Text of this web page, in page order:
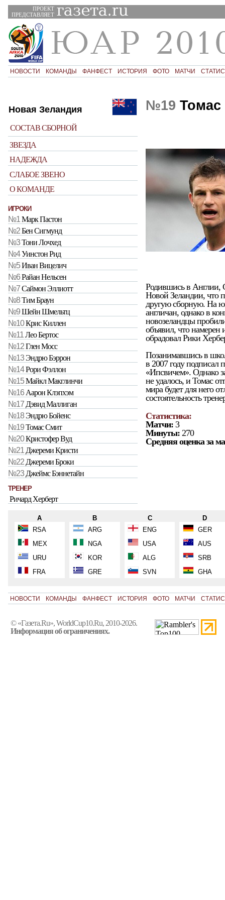
ПРОЕКТ
ПРЕДСТАВЛЯЕТ
НОВОСТИ КОМАНДЫ ФАНФЕСТ ИСТОРИЯ ФОТО МАТЧИ
Новая Зеландия
СОСТАВ СБОРНОЙ
ЗВЕЗДА
НАДЕЖДА
СЛАБОЕ ЗВЕНО
О КОМАНДЕ
ИГРОКИ
№1Марк Пастон
№2Бен Сигмунд
№3Тони Лочхед
№4Уинстон Рид
№5Иван Вицелич
№6Райан Нельсен
№7Саймон Эллиотт
№8Тим Браун
№9Шейн Шмельтц
№10Крис Киллен
№11Лео Бертос
№12Глен Мосс
№13Эндрю Бэррон
№14Рори Фэллон
№15Майкл Макглинчи
№16 Аарон Клэпхэм
№17 Дэвид Маллиган
№18Эндрю Бойенс
№19Томас Смит
№20Кристофер Вуд
№21 Джереми Кристи
№22 Джереми Броки
№23 Джеймс Бэннетайн
ТРЕНЕР
Ричард Херберт
№19
Родившись в Англии,
Новой Зеландии, что
другую сборную. На
англичан, однако в
новозеландцы
объявил, что намерен
обрадовал Рики
Позанимавшись в
в 2007 году подписал
«Ипсвичем». Однако
не удалось, и Томас
мира будет для него
состоятельность
Статистика:
Матчи: 3
Минуты: 270
Средняя оценка за
A
RSA
MEX
URU
FRA
B
ARG
NGA
KOR
GRE
C
ENG
USA
ALG
SVN
D
GER
AUS
SRB
GHA
НОВОСТИ КОМАНДЫ ФАНФЕСТ ИСТОРИЯ ФОТО МАТЧИ
© «Газета.Ru», WorldCup10.Ru, 2010-2026.
Информация об ограничениях.